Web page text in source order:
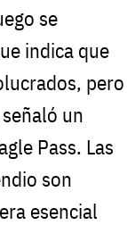
se
indica que
pero
un
Pass. Las
son
esencial